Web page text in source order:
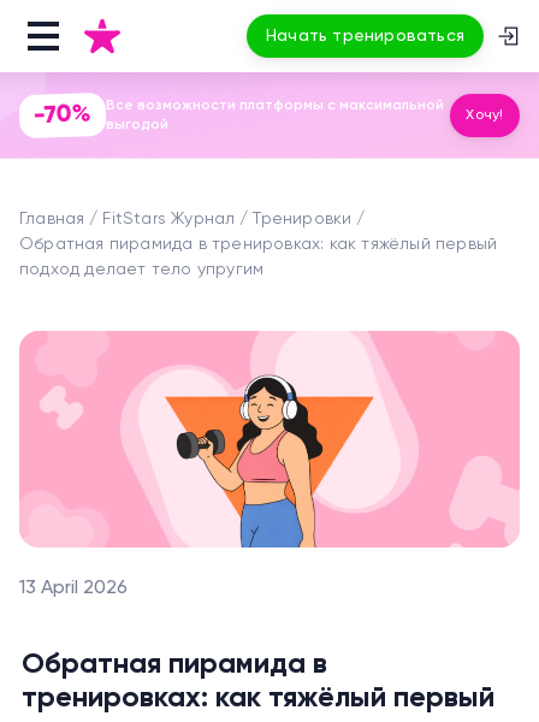
Начать тренироваться
-70%
Все возможности платформы с максимальной
выгодой
Хочу!
Главная FitStars Журнал
Тренировки
Обратная пирамида в тренировках: как тяжёлый первый
подход делает тело упругим
13 April 2026
Обратная пирамида в
тренировках: как тяжёлый первый